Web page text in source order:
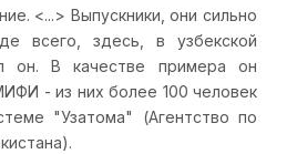
<...> Выпускники, они сильно
всего, здесь, в узбекской
он. В качестве примера он
- из них более 100 человек
"Узатома" (Агентство по